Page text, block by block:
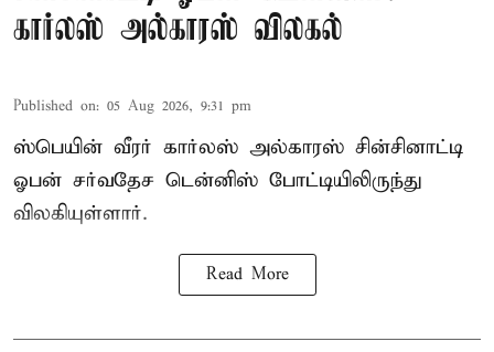
கார்லஸ் அல்காரஸ் விலகல்
Published on: 05 Aug 2026, 9:31 pm
ஸ்பெயின் வீரர் கார்லஸ் அல்காரஸ் சின்சினாட்டி
ஓபன் சர்வதேச டென்னிஸ் போட்டியிலிருந்து
விலகியுள்ளார்.
Read More